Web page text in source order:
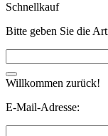
Schnellkauf
Bitte geben Sie die
Willkommen zurück!
E-Mail-Adresse: